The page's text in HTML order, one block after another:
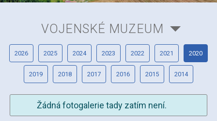
VOJENSKÉ MUZEUM
2026 2025 2024 2023 2022 2021 2020
2019 2018 2017 2016 2015 2014
Žádná fotogalerie tady zatím není.